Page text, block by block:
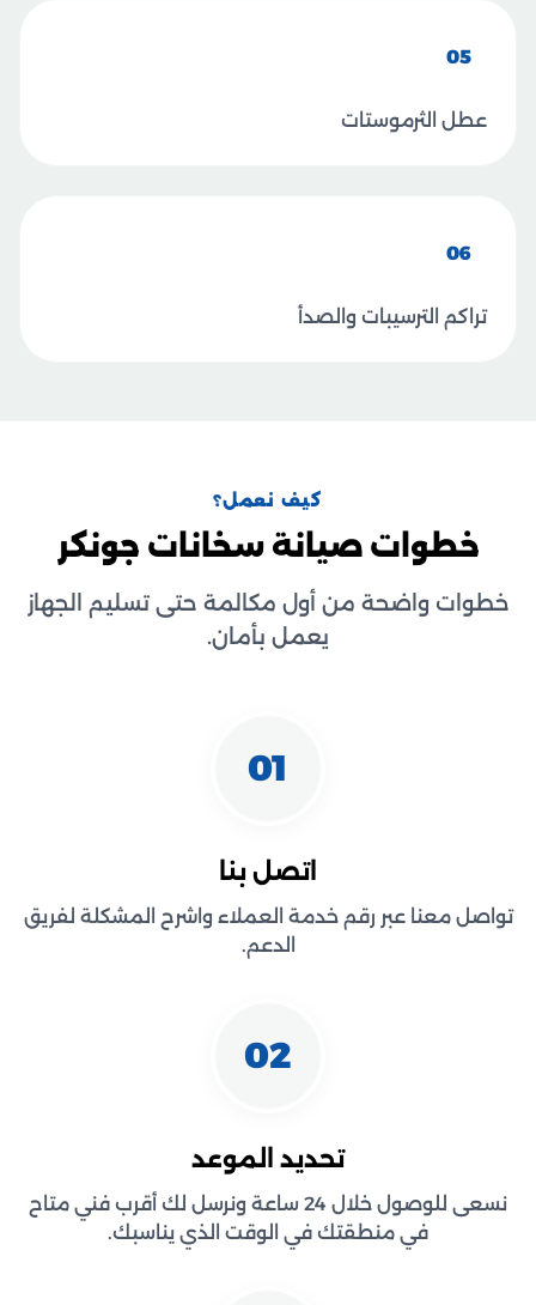
05
عطل الثرموستات
06
تراكم الترسيبات والصدأ
كيف نعمل؟
خطوات صيانة سخانات جونكر
خطوات واضحة من أول مكالمة حتى تسليم الجهاز
يعمل بأمان.
01
اتصل بنا
تواصل معنا عبر رقم خدمة العملاء واشرح المشكلة لفريق
الدعم.
02
تحديد الموعد
نسعى للوصول خلال 24 ساعة ونرسل لك أقرب فني متاح
في منطقتك في الوقت الذي يناسبك.